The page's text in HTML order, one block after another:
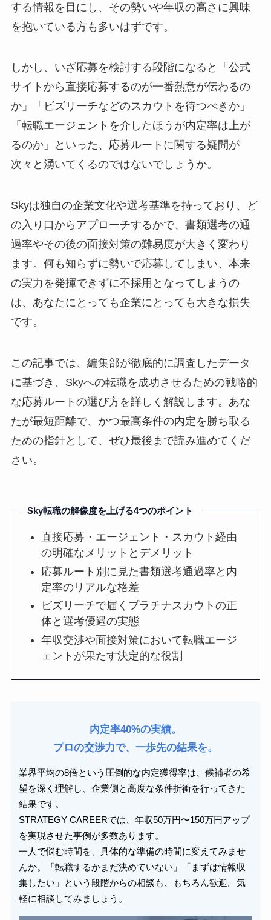
する情報を目にし、その勢いや年収の高さに興味
を抱いている方も多いはずです。
しかし、いざ応募を検討する段階になると「公式
サイトから直接応募するのが一番熱意が伝わるの
か」「ビズリーチなどのスカウトを待つべきか」
「転職エージェントを介したほうが内定率は上が
るのか」といった、応募ルートに関する疑問が
次々と湧いてくるのではないでしょうか。
Skyは独自の企業文化や選考基準を持っており、ど
の入り口からアプローチするかで、書類選考の通
過率やその後の面接対策の難易度が大きく変わり
ます。何も知らずに勢いで応募してしまい、本来
の実力を発揮できずに不採用となってしまうの
は、あなたにとっても企業にとっても大きな損失
です。
この記事では、編集部が徹底的に調査したデータ
に基づき、Skyへの転職を成功させるための戦略的
な応募ルートの選び方を詳しく解説します。あな
たが最短距離で、かつ最高条件の内定を勝ち取る
ための指針として、ぜひ最後まで読み進めてくだ
さい。
Sky転職の解像度を上げる4つのポイント
直接応募・エージェント・スカウト経由
の明確なメリットとデメリット
応募ルート別に見た書類選考通過率と内
定率のリアルな格差
ビズリーチで届くプラチナスカウトの正
体と選考優遇の実態
年収交渉や面接対策において転職エージ
ェントが果たす決定的な役割
内定率40%の実績。
プロの交渉力で、一歩先の結果を。
業界平均の8倍という圧倒的な内定獲得率は、候補者の希
望を深く理解し、企業側と高度な条件折衝を行ってきた
結果です。
STRATEGY CAREERでは、年収50万円〜150万円アップ
を実現させた事例が多数あります。
一人で悩む時間を、具体的な準備の時間に変えてみませ
んか。「転職するかまだ決めていない」「まずは情報収
集したい」という段階からの相談も、もちろん歓迎。気
軽に相談してみましょう。